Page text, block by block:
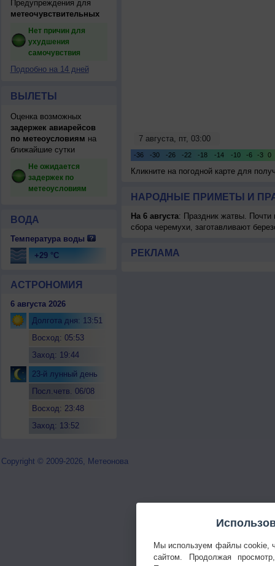
Предупреждения для
метеочувствительных
Нет причин для
ухудшения
самочувствия
Подробно на 14 дней
ВЫЛЕТЫ
Оценка возможных
задержек авиарейсов
по метеоусловиям на
ближайшие сутки
Не ожидается
задержек по
метеоусловиям
ВОДА
Температура воды
+29 °C
АСТРОНОМИЯ
6 августа 2026
Долгота дня: 13:51
Восход: 05:53
Заход: 19:44
23-й лунный день
Посл.четв. 06/08
Восход: 23:48
Заход: 13:52
Кликните на погодной карте для
НАРОДНЫЕ ПРИМЕТЫ И
На 6 августа: Праздник жатвы. Почти
сбора черемухи, заготавливают
РЕКЛАМА
Copyright © 2009-2026, Метеонова
Мы используем файлы cookie,
сайтом. Продолжая